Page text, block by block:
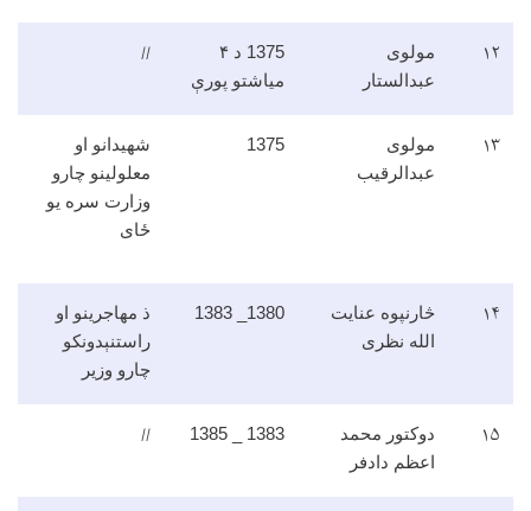
۱۲
مولوی
عبدالستار
1375 د ۴
میاشتو پورې
//
۱۳
مولوی
عبدالرقیب
1375
شهیدانو او
معلولینو چارو
وزارت سره یو
ځای
۱۴
څارنپوه عنایت
الله نظری
1380_ 1383
ذ مهاجرینو او
راستنېدونکو
چارو وزیر
۱۵
دوکتور محمد
اعظم دادفر
1383 _ 1385
//